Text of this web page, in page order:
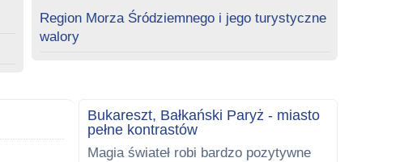
Region Morza Śródziemnego i jego turystyczne
walory
Bukareszt, Bałkański Paryż - miasto
pełne kontrastów
Magia świateł robi bardzo pozytywne